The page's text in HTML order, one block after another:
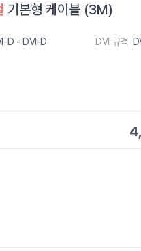
기본형 케이블 (3M)
D - DVI-D DVI 규격